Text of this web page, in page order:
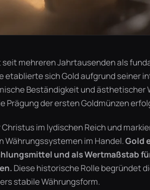
mehreren Jahrtausenden als
etablierte sich Gold aufgrund seiner
Beständigkeit und ästhetischer
Prägung der ersten Goldmünzen
im lydischen Reich und
Währungssystemen im Handel.Gold
und als Wertmaßstab
Diese historische Rolle begründet
stabile Währungsform.